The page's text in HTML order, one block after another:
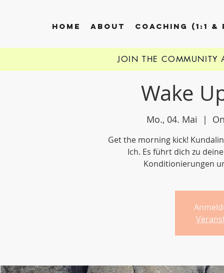
HOME ABOUT COACHING (1:1 &
Wake
Mo., 04. Mai
  |
Get the morning kick!
Ich. Es führt dich zu
Konditionierungen
JOIN THE COMMUNITY